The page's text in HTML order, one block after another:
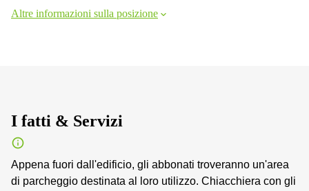
Altre informazioni sulla posizione
I fatti & Servizi
Appena fuori dall'edificio, gli abbonati troveranno un'area
di parcheggio destinata al loro utilizzo. Chiacchiera con gli